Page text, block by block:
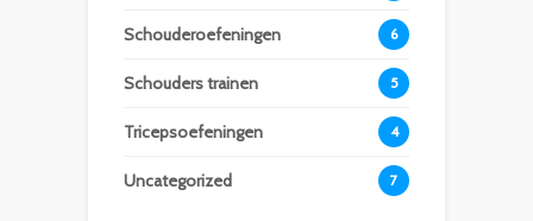
Schouderoefeningen 6
Schouders trainen 5
Tricepsoefeningen 4
Uncategorized 7